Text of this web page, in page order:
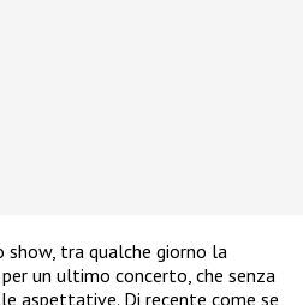
show, tra qualche giorno la
un ultimo concerto, che senza
aspettative. Di recente come se